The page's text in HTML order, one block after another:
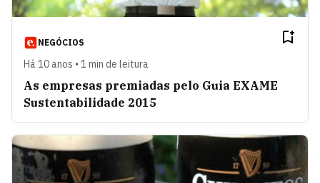
NEGÓCIOS
Há 10 anos • 1 min de leitura
As empresas premiadas pelo Guia EXAME
Sustentabilidade 2015